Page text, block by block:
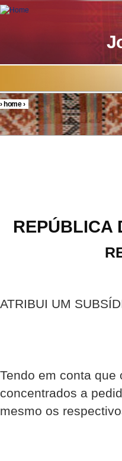
Skip to main content
You are here
›home›
REPÚBLICA
ATRIBUI UM
Tendo em conta
concentrados a
mesmo os